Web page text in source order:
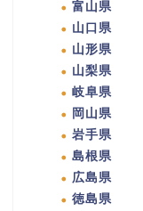
富山県
山口県
山形県
山梨県
岐阜県
岡山県
岩手県
島根県
広島県
徳島県